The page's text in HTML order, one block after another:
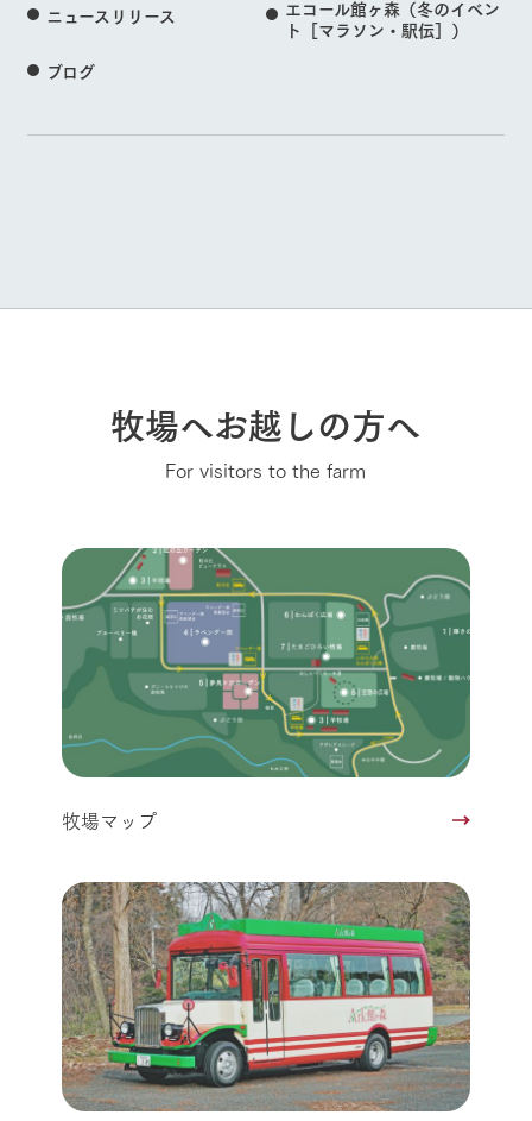
ニュースリリース
エコール館ヶ森（冬のイベン
ト［マラソン・駅伝］）
ブログ
牧場へお越しの方へ
For visitors to the farm
牧場マップ